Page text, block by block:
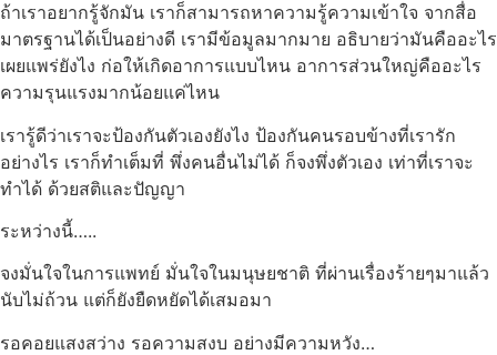
ถ้าเราอยากรู้จักมัน เราก็สามารถหาความรู้ความเข้าใจ จากสื่อ
มาตรฐานได้เป็นอย่างดี เรามีข้อมูลมากมาย อธิบายว่ามันคืออะไร
เผยแพร่ยังไง ก่อให้เกิดอาการแบบไหน อาการส่วนใหญ่คืออะไร
ความรุนแรงมากน้อยแค่ไหน
เรารู้ดีว่าเราจะป้องกันตัวเองยังไง ป้องกันคนรอบข้างที่เรารัก
อย่างไร เราก็ทำเต็มที่ พึ่งคนอื่นไม่ได้ ก็จงพึ่งตัวเอง เท่าที่เราจะ
ทำได้ ด้วยสติและปัญญา
ระหว่างนี้…..
จงมั่นใจในการแพทย์ มั่นใจในมนุษยชาติ ที่ผ่านเรื่องร้ายๆมาแล้ว
นับไม่ถ้วน แต่ก็ยังยืดหยัดได้เสมอมา
รอคอยแสงสว่าง รอความสงบ อย่างมีความหวัง…